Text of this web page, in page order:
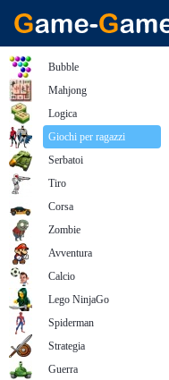
Bubble
Mahjong
Logica
Giochi per ragazzi
Serbatoi
Tiro
Corsa
Zombie
Avventura
Calcio
Lego NinjaGo
Spiderman
Strategia
Guerra